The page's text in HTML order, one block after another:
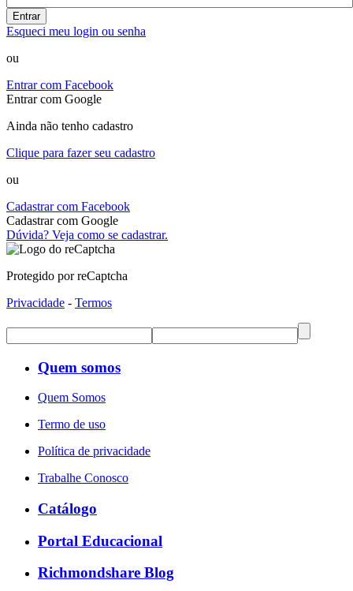
Entrar
Esqueci meu login ou senha
ou
Entrar com Facebook
Entrar com Google
Ainda não tenho cadastro
Clique para fazer seu cadastro
ou
Cadastrar com Facebook
Cadastrar com Google
Dúvida? Veja como se cadastrar.
Protegido por reCaptcha
Privacidade - Termos
Quem somos
Quem Somos
Termo de uso
Política de privacidade
Trabalhe Conosco
Catálogo
Portal Educacional
Richmondshare Blog